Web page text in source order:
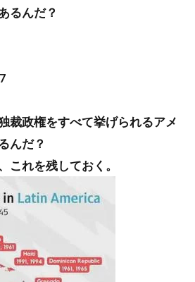
るんだ？
裁政権をすべて挙げられるアメ
んだ？
これを残しておく。